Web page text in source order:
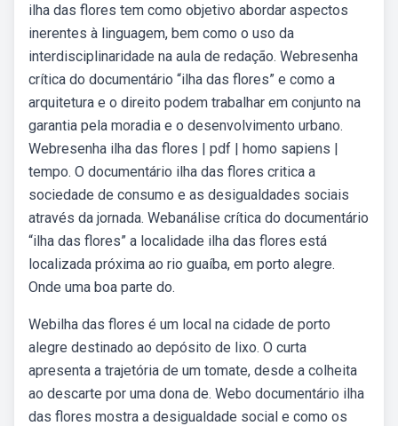
ilha das flores tem como objetivo abordar aspectos
inerentes à linguagem, bem como o uso da
interdisciplinaridade na aula de redação. Webresenha
crítica do documentário “ilha das flores” e como a
arquitetura e o direito podem trabalhar em conjunto na
garantia pela moradia e o desenvolvimento urbano.
Webresenha ilha das flores | pdf | homo sapiens |
tempo. O documentário ilha das flores critica a
sociedade de consumo e as desigualdades sociais
através da jornada. Webanálise crítica do documentário
“ilha das flores” a localidade ilha das flores está
localizada próxima ao rio guaíba, em porto alegre.
Onde uma boa parte do.
Webilha das flores é um local na cidade de porto
alegre destinado ao depósito de lixo. O curta
apresenta a trajetória de um tomate, desde a colheita
ao descarte por uma dona de. Webo documentário ilha
das flores mostra a desigualdade social e como os